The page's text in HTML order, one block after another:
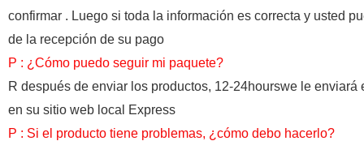
confirmar . Luego si toda la información es correcta y usted
de la recepción de su pago
P : ¿Cómo puedo seguir mi paquete?
R después de enviar los productos, 12-24hourswe le
en su sitio web local Express
P : Si el producto tiene problemas, ¿cómo debo hacerlo?